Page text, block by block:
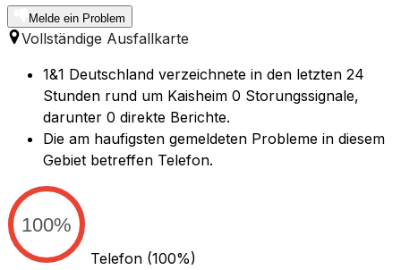
Melde ein Problem
Vollständige Ausfallkarte
1&1 Deutschland verzeichnete in den letzten 24
Stunden rund um Kaisheim 0 Storungssignale,
darunter 0 direkte Berichte.
Die am haufigsten gemeldeten Probleme in diesem
Gebiet betreffen Telefon.
100%
Telefon (100%)